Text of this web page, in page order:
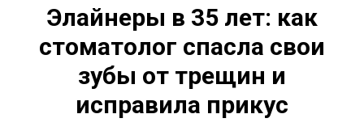
Элайнеры в 35 лет: как
стоматолог спасла свои
зубы от трещин и
исправила прикус